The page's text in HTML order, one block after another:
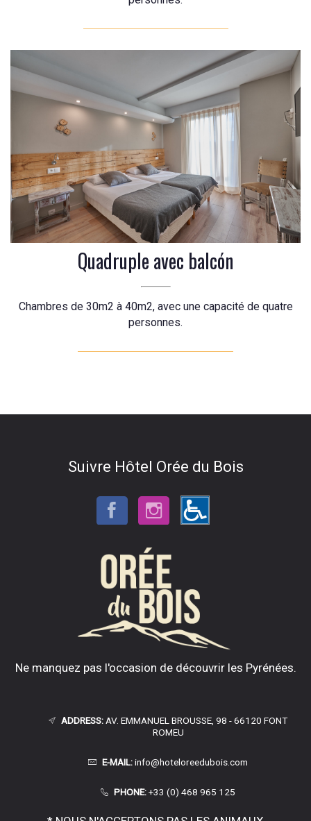
Quadruple avec balcón
Chambres de 30m2 à 40m2, avec une capacité de quatre
personnes.
Suivre Hôtel Orée du Bois
Ne manquez pas l'occasion de découvrir les Pyrénées.
ADDRESS:AV. EMMANUEL BROUSSE, 98 - 66120 FONT
ROMEU
E-MAIL:info@hoteloreedubois.com
PHONE:+33 (0) 468 965 125